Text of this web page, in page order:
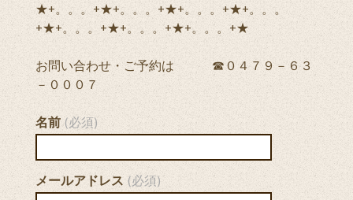
★+。。。+★+。。。+★+。。。+★+。。。
+★+。。。+★+。。。+★+。。。+★
お問い合わせ・ご予約は ☎０４７９－６３
－０００７
名前 (必須)
メールアドレス (必須)